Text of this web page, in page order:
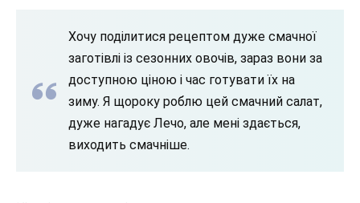
Хочу поділитися рецептом дуже смачної
заготівлі із сезонних овочів, зараз вони за
доступною ціною і час готувати їх на
зиму. Я щороку роблю цей смачний салат,
дуже нагадує Лечо, але мені здається,
виходить смачніше.